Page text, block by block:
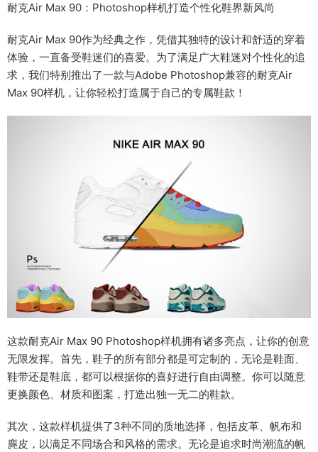
耐克Air Max 90：Photoshop样机打造个性化鞋界新风尚
耐克Air Max 90作为经典之作，凭借其独特的设计和舒适的穿着
体验，一直备受鞋迷们的喜爱。为了满足广大鞋迷对个性化的追
求，我们特别推出了一款与Adobe Photoshop兼容的耐克Air
Max 90样机，让你轻松打造属于自己的专属鞋款！
这款耐克Air Max 90 Photoshop样机拥有诸多亮点，让你的创意
无限发挥。首先，鞋子的所有部分都是可定制的，无论是鞋面、
鞋带还是鞋底，都可以根据你的喜好进行自由调整。你可以随意
更换颜色、材质和图案，打造出独一无二的鞋款。
其次，这款样机提供了3种不同的质地选择，包括皮革、帆布和
麂皮，以满足不同场合和风格的需求。无论是追求时尚潮流的帆